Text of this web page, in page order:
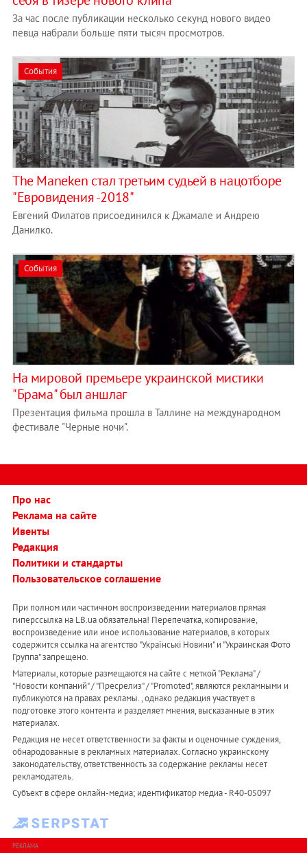
За час после публикации несколько секунд нового видео
певца набрали больше пяти тысяч просмотров.
События
The Maneken стал третьим судьей в нацотборе
"Евровидения -2018"
Евгений Филатов присоединился к Джамале и Андрею
Данилко.
События
На мировой премьере украинской мистики
"Брама" был аншлаг
Презентация фильма прошла в Таллине на международном
фестивале "Черные ночи".
Про нас
Реклама на сайте
Ивенты
Редакция
Политики и стандарты
Пользовательское соглашение
При полном или частичном воспроизведении материалов прямая
гиперссылка на LB.ua обязательна! Перепечатка, копирование,
воспроизведение или иное использование материалов, в которых
содержится ссылка на агентство "Українськi Новини" и "Украинская Фото
Группа" запрещено.
Материалы, которые размещаются на сайте с меткой "Реклама" /
"Новости компаний" / "Пресрелиз" / "Promoted", являются рекламными и
публикуются на правах рекламы. , однако редакция участвует в
подготовке этого контента и разделяет мнения, высказанные в этих
материалах.
Редакция не несет ответственности за факты и оценочные суждения,
обнародованные в рекламных материалах. Согласно украинскому
законодательству, ответственность за содержание рекламы несет
рекламодатель.
Субъект в сфере онлайн-медиа; идентификатор медиа - R40-05097
РЕКЛАМА